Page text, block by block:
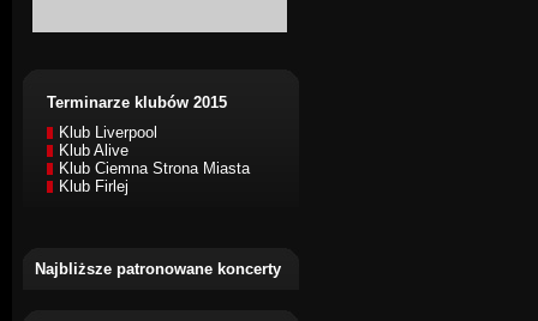
Terminarze klubów 2015
Klub Liverpool
Klub Alive
Klub Ciemna Strona Miasta
Klub Firlej
Najbliższe patronowane koncerty